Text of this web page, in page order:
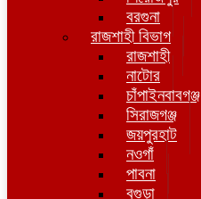
বরগুনা
রাজশাহী বিভাগ
রাজশাহী
নাটোর
চাঁপাইনবাবগঞ্জ
সিরাজগঞ্জ
জয়পুরহাট
নওগাঁ
পাবনা
বগুড়া